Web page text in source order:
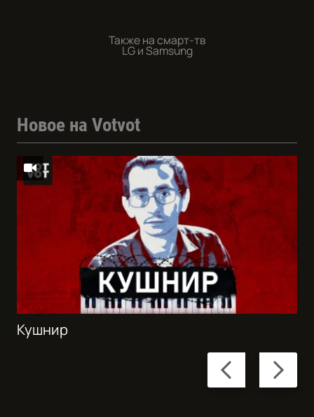
Также на смарт-тв
LG и Samsung
Новое на Votvot
Previous
slide
Next
slide
Кушнир